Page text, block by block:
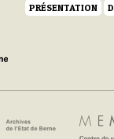
PRÉSENTATION